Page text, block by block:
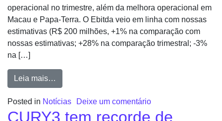
operacional no trimestre, além da melhora operacional em
Macau e Papa-Terra. O Ebitda veio em linha com nossas
estimativas (R$ 200 milhões, +1% na comparação com
nossas estimativas; +28% na comparação trimestral; -3%
na […]
Leia mais…
Posted in Notícias Deixe um comentário
CURY3 tem recorde de